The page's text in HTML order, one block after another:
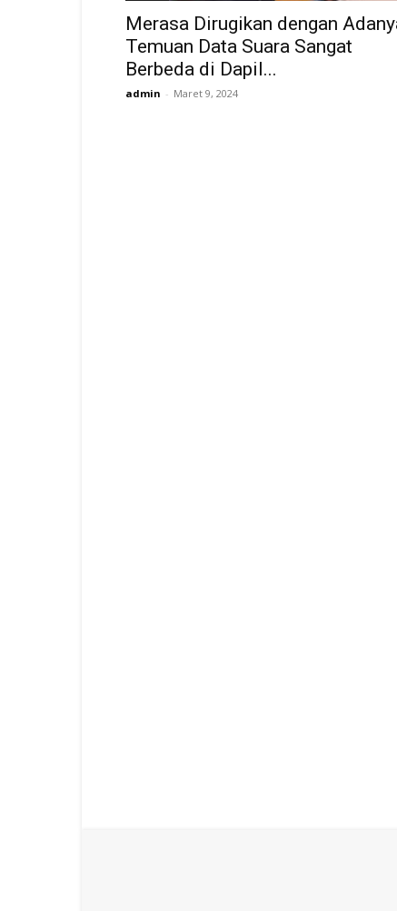
Merasa Dirugikan dengan
Temuan Data Suara Sangat
Berbeda di Dapil...
admin - Maret 9, 2024